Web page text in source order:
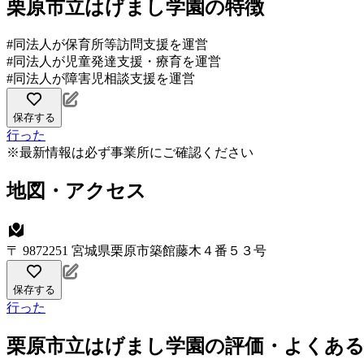
栗原市立はげまし学園の特徴
#同法人が保育所等訪問支援を運営
#同法人が児童発達支援・療育を運営
#同法人が障害児相談支援を運営
保存する
行った
※最新情報は必ず事業所にご確認ください
地図・アクセス
〒 9872251 宮城県栗原市築館藤木４番５３号
保存する
行った
栗原市立はげまし学園の評価・よくあ